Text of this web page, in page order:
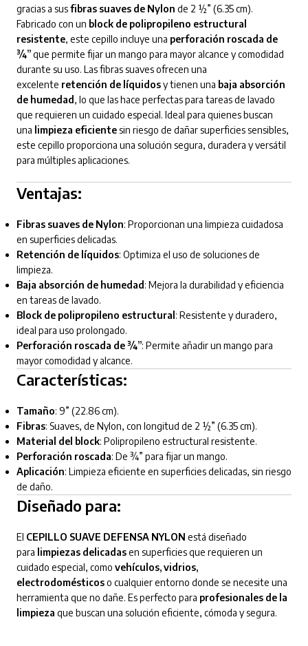
gracias a susfibras suaves de Nylon de 2 ½” (6.35 cm).
Fabricado con un block de polipropileno estructural
resistente, este cepillo incluye una perforación roscada de
¾”que permite fijar un mango para mayor alcance y comodidad
durante su uso. Las fibras suaves ofrecen una
excelente retención de líquidosy tienen una baja absorción
de humedad , lo que las hace perfectas para tareas de lavado
que requieren un cuidado especial. Ideal para quienes buscan
una limpieza eficientesin riesgo de dañar superficies sensibles,
este cepillo proporciona una solución segura, duradera y versátil
para múltiples aplicaciones.
Ventajas:
Fibras suaves de Nylon: Proporcionan una limpieza cuidadosa
en superficies delicadas.
Retención de líquidos: Optimiza el uso de soluciones de
limpieza.
Baja absorción de humedad : Mejora la durabilidad y eficiencia
en tareas de lavado.
Block de polipropileno estructural : Resistente y duradero,
ideal para uso prolongado.
Perforación roscada de ¾”: Permite añadir un mango para
mayor comodidad y alcance.
Características:
Tamaño: 9” (22.86 cm).
Fibras: Suaves, de Nylon, con longitud de 2 ½” (6.35 cm).
Material del block: Polipropileno estructural resistente.
Perforación roscada: De ¾” para fijar un mango.
Aplicación: Limpieza eficiente en superficies delicadas, sin riesgo
de daño.
Diseñado para:
El CEPILLO SUAVE DEFENSA NYLON está diseñado
para limpiezas delicadasen superficies que requieren un
cuidado especial, como vehículos, vidrios,
electrodomésticoso cualquier entorno donde se necesite una
herramienta que no dañe. Es perfecto para profesionales de la
limpieza que buscan una solución eficiente, cómoda y segura.